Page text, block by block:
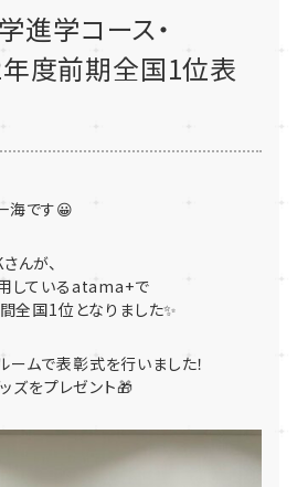
進学コース・
度前期全国1位表
海です😀
んが、
しているatama+で
全国1位となりました✨
ムで表彰式を行いました！
ズをプレゼント🎁